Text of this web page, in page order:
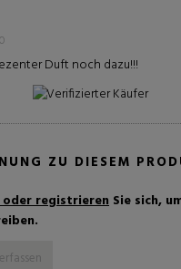
Duft noch dazu!!!
Verifizierter Käufer
ZU DIESEM
oder registrieren Sie sich,